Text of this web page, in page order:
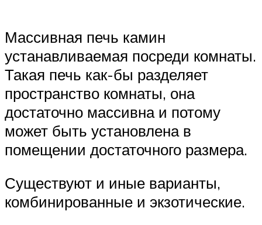
Массивная печь камин
устанавливаемая посреди комнаты.
Такая печь как-бы разделяет
пространство комнаты, она
достаточно массивна и потому
может быть установлена в
помещении достаточного размера.
Существуют и иные варианты,
комбинированные и экзотические.